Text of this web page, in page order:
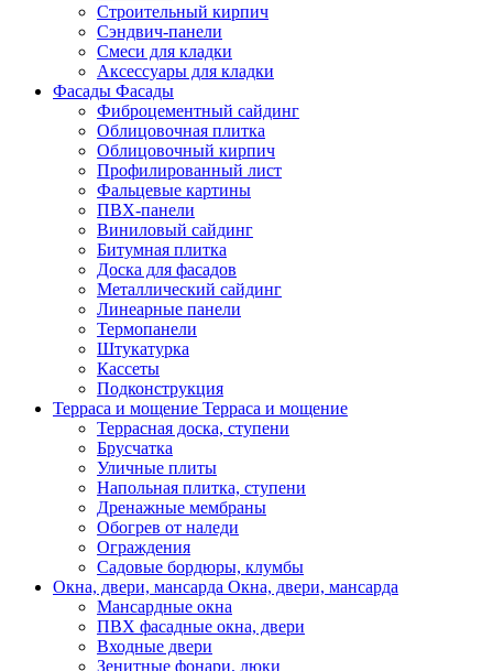
Строительный кирпич
Сэндвич-панели
Смеси для кладки
Аксессуары для кладки
Фасады Фасады
Фиброцементный сайдинг
Облицовочная плитка
Облицовочный кирпич
Профилированный лист
Фальцевые картины
ПВХ-панели
Виниловый сайдинг
Битумная плитка
Доска для фасадов
Металлический сайдинг
Линеарные панели
Термопанели
Штукатурка
Кассеты
Подконструкция
Терраса и мощение Терраса и мощение
Террасная доска, ступени
Брусчатка
Уличные плиты
Напольная плитка, ступени
Дренажные мембраны
Обогрев от наледи
Ограждения
Садовые бордюры, клумбы
Окна, двери, мансарда Окна, двери, мансарда
Мансардные окна
ПВХ фасадные окна, двери
Входные двери
Зенитные фонари, люки